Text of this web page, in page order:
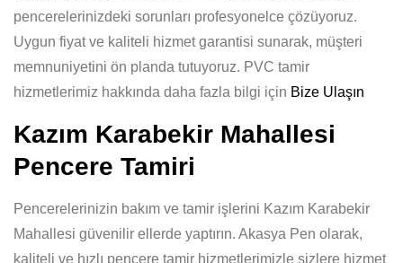
pencerelerinizdeki sorunları profesyonelce çözüyoruz.
Uygun fiyat ve kaliteli hizmet garantisi sunarak, müşteri
memnuniyetini ön planda tutuyoruz. PVC tamir
hizmetlerimiz hakkında daha fazla bilgi için Bize Ulaşın
Kazım Karabekir Mahallesi
Pencere Tamiri
Pencerelerinizin bakım ve tamir işlerini Kazım Karabekir
Mahallesi güvenilir ellerde yaptırın. Akasya Pen olarak,
kaliteli ve hızlı pencere tamir hizmetlerimizle sizlere hizmet